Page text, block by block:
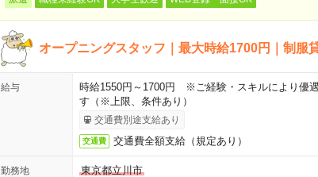
オープニングスタッフ｜最大時給1700円｜制服
給与
時給1550円～1700円 ※ご経験・スキルにより優
す（※上限、条件あり）
交通費別途支給あり
交通費 交通費全額支給（規定あり）
勤務地
東京都立川市